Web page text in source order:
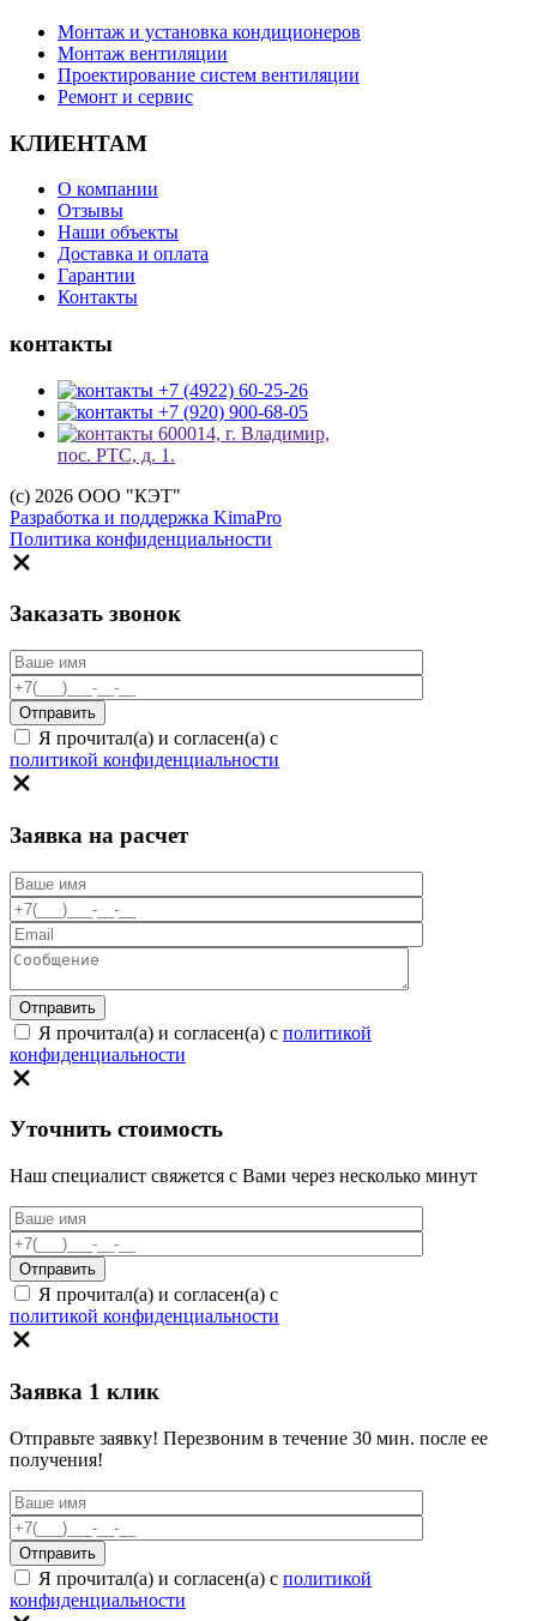
Монтаж и установка кондиционеров
Монтаж вентиляции
Проектирование систем вентиляции
Ремонт и сервис
КЛИЕНТАМ
О компании
Отзывы
Наши объекты
Доставка и оплата
Гарантии
Контакты
контакты
+7 (4922) 60-25-26
+7 (920) 900-68-05
600014, г. Владимир,
пос. РТС, д. 1.
(c) 2026 ООО "КЭТ"
Разработка и поддержка KimaPro
Политика конфиденциальности
Заказать звонок
Я прочитал(а) и согласен(а) с
политикой конфиденциальности
Заявка на расчет
Я прочитал(а) и согласен(а) с политикой
конфиденциальности
Уточнить стоимость
Наш специалист свяжется с Вами через несколько минут
Я прочитал(а) и согласен(а) с
политикой конфиденциальности
Заявка 1 клик
Отправьте заявку! Перезвоним в течение 30 мин. после ее
получения!
Я прочитал(а) и согласен(а) с политикой
конфиденциальности